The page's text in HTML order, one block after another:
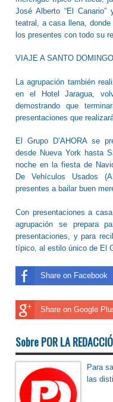
José Alberto “El Canario”
teatral, a casa llena,
los presentes con todo su
VIAJE A SANTO DOMINGO
La agrupación también
en el Hotel Jaragua,
demostrando que
presentaciones que
El Grupo D’AHORA se
desde Nueva York hasta
noche en la fiesta de
De Vehículos Usados
presentes a bailar buen
Con presentaciones a
agrupación se prepara
presentaciones, y para
típico, al estilo único de El
Share on Facebook
Share on Google
Sobre POR LA
Para
las